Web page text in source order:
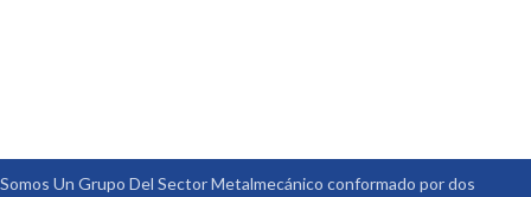
Somos Un Grupo Del Sector Metalmecánico conformado por dos